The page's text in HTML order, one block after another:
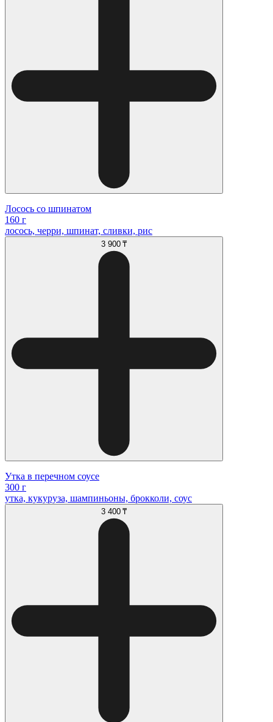
Лосось со шпинатом
160 г
лосось, черри, шпинат, сливки, рис
3 900 ₸
Утка в перечном соусе
300 г
утка, кукуруза, шампиньоны, брокколи, соус
3 400 ₸